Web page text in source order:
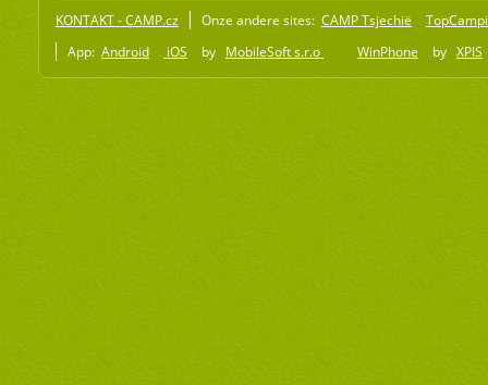
KONTAKT - CAMP.cz Onze andere sites: CAMP Tsjechië
App: Android iOS by MobileSoft s.r.o WinPhone by XPIS